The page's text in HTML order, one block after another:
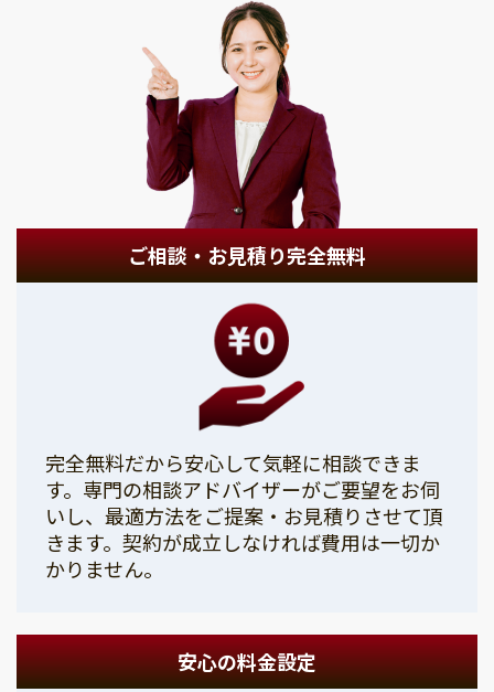
ご相談・お見積り完全無料
完全無料だから安心して気軽に相談できま
す。専門の相談アドバイザーがご要望をお伺
いし、最適方法をご提案・お見積りさせて頂
きます。契約が成立しなければ費用は一切か
かりません。
安心の料金設定